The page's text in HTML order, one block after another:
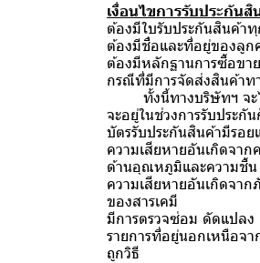
เงื่อนไขการรับประกันสิ
ต้องมีใบรับประกันสินค้าทุ
ต้องมีชื่อและที่อยู่ของลู
ต้องมีหลักฐานการซื้อขาย
กรณีที่มีการจัดส่งสินค้าท
ทั้งนี้ทางบริษัทฯ จะไม่
จะอยู่ในช่วงการรับประกั
บัตรรับประกันสินค้ามีรอ
ความเสียหายอันเกิดจา
ด้านอุณหภูมิและความชื้น
ความเสียหายอันเกิดจา
ของสารเคมี
มีการตรวจซ่อม ดัดแปล
รายการที่อยู่นอกเหนือจ
ถูกวิธี